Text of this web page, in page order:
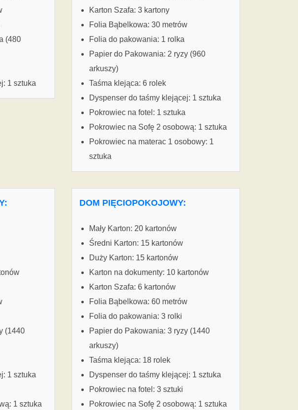
(480
1 sztuka
Karton Szafa: 3 kartony
Folia Bąbelkowa: 30 metrów
Folia do pakowania: 1 rolka
Papier do Pakowania: 2 ryzy (960
arkuszy)
Taśma klejąca: 6 rolek
Dyspenser do taśmy klejącej: 1 sztuka
Pokrowiec na fotel: 1 sztuka
Pokrowiec na Sofę 2 osobową: 1 sztuka
Pokrowiec na materac 1 osobowy: 1
sztuka
(1440
1 sztuka
1 sztuka
DOM PIĘCIOPOKOJOWY:
Mały Karton: 20 kartonów
Średni Karton: 15 kartonów
Duży Karton: 15 kartonów
Karton na dokumenty: 10 kartonów
Karton Szafa: 6 kartonów
Folia Bąbelkowa: 60 metrów
Folia do pakowania: 3 rolki
Papier do Pakowania: 3 ryzy (1440
arkuszy)
Taśma klejąca: 18 rolek
Dyspenser do taśmy klejącej: 1 sztuka
Pokrowiec na fotel: 3 sztuki
Pokrowiec na Sofę 2 osobową: 1 sztuka